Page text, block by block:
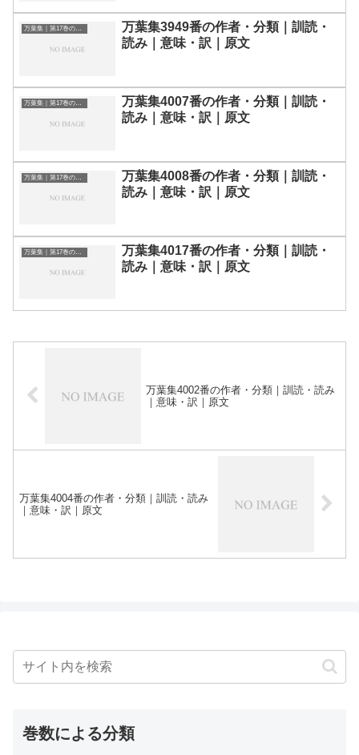
万葉集｜第17巻の和歌一覧
万葉集3949番の作者・分類｜訓読・
読み｜意味・訳｜原文
万葉集｜第17巻の和歌一覧
万葉集4007番の作者・分類｜訓読・
読み｜意味・訳｜原文
万葉集｜第17巻の和歌一覧
万葉集4008番の作者・分類｜訓読・
読み｜意味・訳｜原文
万葉集｜第17巻の和歌一覧
万葉集4017番の作者・分類｜訓読・
読み｜意味・訳｜原文
万葉集4002番の作者・分類｜訓読・読み
｜意味・訳｜原文
万葉集4004番の作者・分類｜訓読・読み
｜意味・訳｜原文
巻数による分類